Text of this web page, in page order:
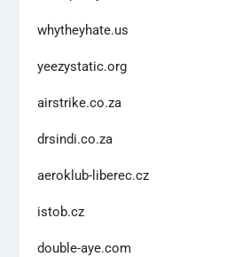
whytheyhate.us
yeezystatic.org
airstrike.co.za
drsindi.co.za
aeroklub-liberec.cz
istob.cz
double-aye.com